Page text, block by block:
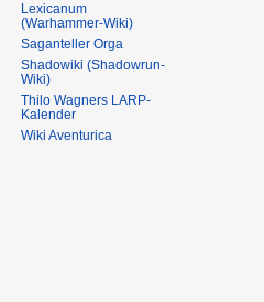
Lexicanum
(Warhammer-Wiki)
Saganteller Orga
Shadowiki (Shadowrun-
Wiki)
Thilo Wagners LARP-
Kalender
Wiki Aventurica